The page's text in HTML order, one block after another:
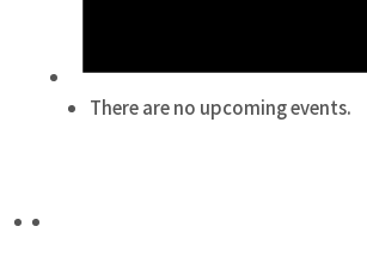
There are no upcoming events.